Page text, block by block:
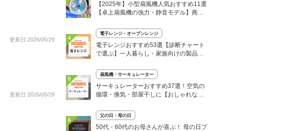
更新日:2026/05/29
更新日:2026/05/29
【2025年】小型扇風機人気おすすめ11選
【卓上扇風機の強力・静音モデル】商品
4
電子レンジ・オーブンレンジ
電子レンジおすすめ53選【診断チャート
で選ぶ】一人暮らし・家族向けの製品も
5
扇風機・サーキュレーター
サーキュレーターおすすめ37選！空気の
循環・換気・部屋干しに【おしゃれな人
6
父の日・母の日
50代・60代のお母さんが喜ぶ！ 母の日プ